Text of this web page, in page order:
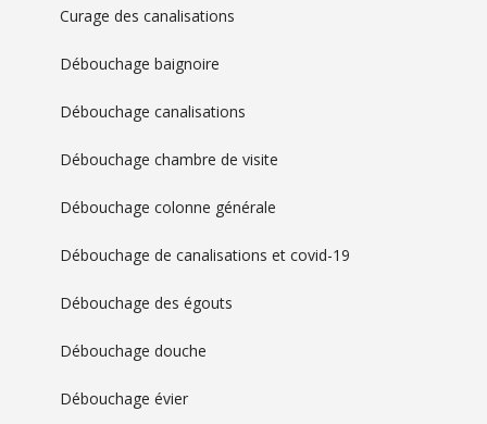
Curage des canalisations
Débouchage baignoire
Débouchage canalisations
Débouchage chambre de visite
Débouchage colonne générale
Débouchage de canalisations et covid-19
Débouchage des égouts
Débouchage douche
Débouchage évier